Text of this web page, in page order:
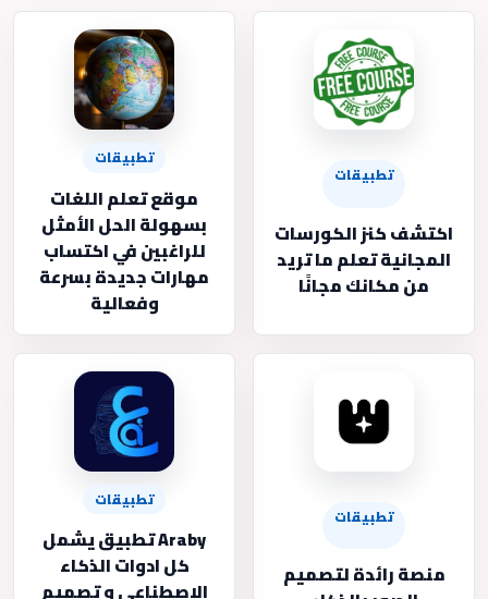
تطبيقات
اكتشف كنز الكورسات
المجانية تعلم ما تريد
من مكانك مجانًا
تطبيقات
موقع تعلم اللغات
بسهولة الحل الأمثل
للراغبين في اكتساب
مهارات جديدة بسرعة
وفعالية
تطبيقات
منصة رائدة لتصميم
تطبيقات
Araby تطبيق يشمل
كل ادوات الذكاء
الاصطناعي و تصميم